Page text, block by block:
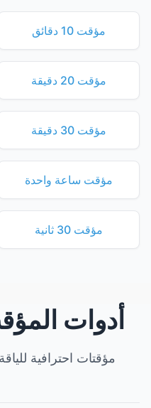
مؤقت 10 دقائق
مؤقت 20 دقيقة
مؤقت 30 دقيقة
مؤقت ساعة واحدة
مؤقت 30 ثانية
أدوات
مؤقتات احترافية